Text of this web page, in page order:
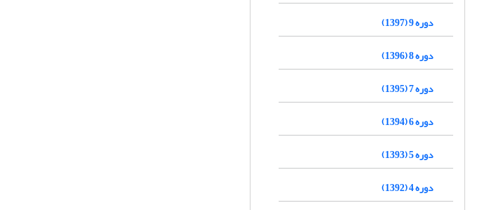
دوره 9 (1397)
دوره 8 (1396)
دوره 7 (1395)
دوره 6 (1394)
دوره 5 (1393)
دوره 4 (1392)